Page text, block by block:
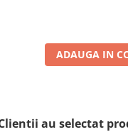
ADAUGA IN
au selectat